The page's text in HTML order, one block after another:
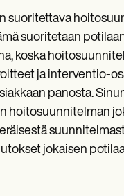
suoritettava
suoritetaan
koska
ja interventio-
panosta.
hoitosuunnitelman
jokaisen